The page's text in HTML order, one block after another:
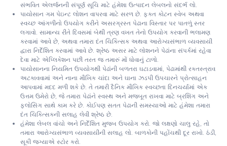
સંભવિત એલર્જનની સંપૂર્ણ સૂચિ માટે હંમેશા ઉત્પાદન લેબલનો સંદર્ભ લો.
પાયોસાન ગમ પેઇન્ટ લોશન વાપરવા માટે સરળ છે. ફક્ત કોટન સ્વેબ અથવા
સ્વચ્છ આંગળીનો ઉપયોગ કરીને અસરગ્રસ્ત પેઢાના વિસ્તાર પર પાતળું સ્તર
લગાવો. સામાન્ય રીતે દિવસમાં બેથી ત્રણ વખત તેનો ઉપયોગ કરવાની ભલામણ
કરવામાં આવે છે, અથવા તમારા દંત ચિકિત્સક અથવા આરોગ્યસંભાળ વ્યવસાયી
દ્વારા નિર્દેશિત કરવામાં આવે છે. શ્રેષ્ઠ અસર માટે લોશનને પેઢાંના સંપર્કમાં રહેવા
દેવા માટે એપ્લિકેશન પછી તરત જ તમારું મોં ધોવાનું ટાળો.
પાયોસાનના નિયમિત ઉપયોગથી પેઢાંની બળતરા ઘટાડવામાં, પેઢામાંથી રક્તસ્ત્રાવ
અટકાવવામાં અને નાના મૌખિક ચાંદા અને ઘાના ઝડપી ઉપચારને પ્રોત્સાહન
આપવામાં મદદ મળી શકે છે. તે તમારી દૈનિક મૌખિક સ્વચ્છતા દિનચર્યામાં એક
ઉત્તમ ઉમેરો છે, જે તમારા પેઢાંને સ્વસ્થ અને મજબૂત રાખવા માટે બ્રશિંગ અને
ફ્લોસિંગ સાથે કામ કરે છે. કોઈપણ સતત પેઢાની સમસ્યાઓ માટે હંમેશા તમારા
દંત ચિકિત્સકની સલાહ લેવી શ્રેષ્ઠ છે.
હંમેશા લેબલ વાંચો અને નિર્દેશિત મુજબ ઉપયોગ કરો. જો લક્ષણો ચાલુ રહે, તો
તમારા આરોગ્યસંભાળ વ્યવસાયીની સલાહ લો. બાળકોની પહોંચથી દૂર રાખો. ઠંડી,
સૂકી જગ્યાએ સ્ટોર કરો.